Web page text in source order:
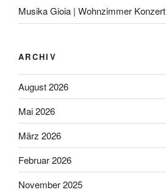
Musika Gioia | Wohnzimmer Konzert
ARCHIV
August 2026
Mai 2026
März 2026
Februar 2026
November 2025